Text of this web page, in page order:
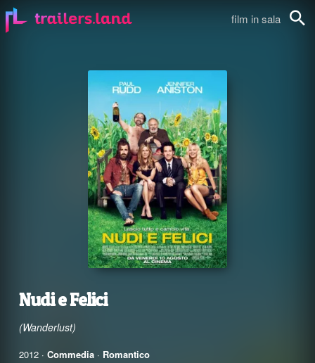
film in sala
Nudi e Felici
(Wanderlust)
2012 · Commedia· Romantico